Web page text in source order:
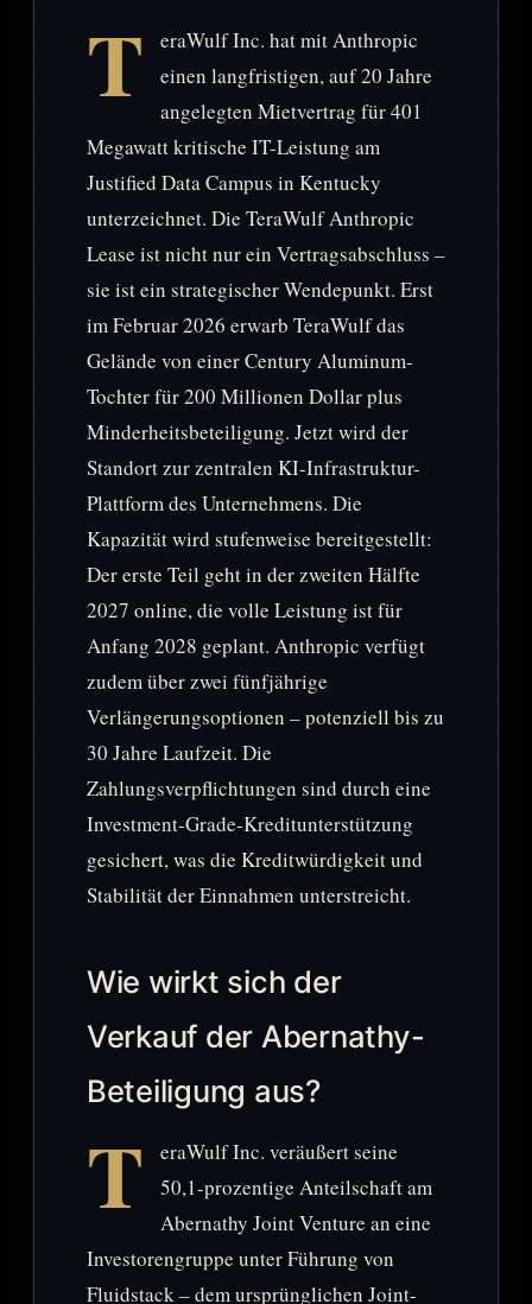
T
eraWulf Inc. hat mit Anthropic
einen langfristigen, auf 20 Jahre
angelegten Mietvertrag für 401
Megawatt kritische IT-Leistung am
Justified Data Campus in Kentucky
unterzeichnet. Die TeraWulf Anthropic
Lease ist nicht nur ein Vertragsabschluss –
sie ist ein strategischer Wendepunkt. Erst
im Februar 2026 erwarb TeraWulf das
Gelände von einer Century Aluminum-
Tochter für 200 Millionen Dollar plus
Minderheitsbeteiligung. Jetzt wird der
Standort zur zentralen KI-Infrastruktur-
Plattform des Unternehmens. Die
Kapazität wird stufenweise bereitgestellt:
Der erste Teil geht in der zweiten Hälfte
2027 online, die volle Leistung ist für
Anfang 2028 geplant. Anthropic verfügt
zudem über zwei fünfjährige
Verlängerungsoptionen – potenziell bis zu
30 Jahre Laufzeit. Die
Zahlungsverpflichtungen sind durch eine
Investment-Grade-Kreditunterstützung
gesichert, was die Kreditwürdigkeit und
Stabilität der Einnahmen unterstreicht.
Wie wirkt sich der
Verkauf der Abernathy-
Beteiligung aus?
T
eraWulf Inc. veräußert seine
50,1-prozentige Anteilschaft am
Abernathy Joint Venture an eine
Investorengruppe unter Führung von
Fluidstack – dem ursprünglichen Joint-